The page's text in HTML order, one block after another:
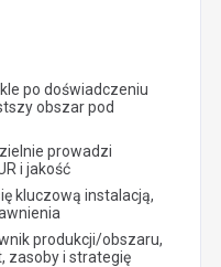
po doświadczeniu
obszar pod
prowadzi
i jakość
kluczową instalacją,
produkcji/obszaru,
zasoby i strategię